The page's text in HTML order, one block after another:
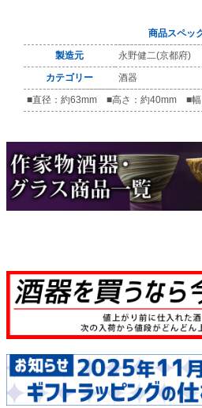
商品スペッ
製造元
永野健二(京都府)
カテゴリー
酒器
■直径：約63mm ■高さ：約40mm ■